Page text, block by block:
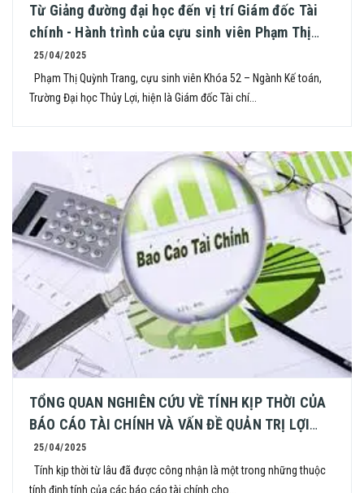
Từ Giảng đường đại học đến vị trí Giám đốc Tài
chính - Hành trình của cựu sinh viên Phạm Thị
Quỳnh Trang
25/04/2025
Phạm Thị Quỳnh Trang, cựu sinh viên Khóa 52 – Ngành Kế toán,
Trường Đại học Thủy Lợi, hiện là Giám đốc Tài chí...
TỔNG QUAN NGHIÊN CỨU VỀ TÍNH KỊP THỜI CỦA
BÁO CÁO TÀI CHÍNH VÀ VẤN ĐỀ QUẢN TRỊ LỢI
NHUẬN
25/04/2025
Tính kịp thời từ lâu đã được công nhận là một trong những thuộc
tính định tính của các báo cáo tài chính cho...